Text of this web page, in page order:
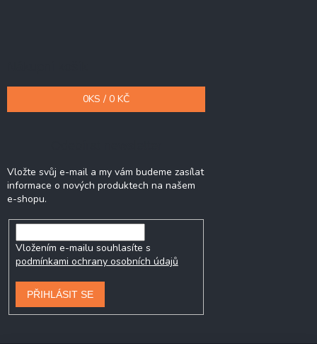
0KS / 0 KČ
Vložte svůj e-mail a my vám budeme zasílat
informace o nových produktech na našem
e-shopu.
Vložením e-mailu souhlasíte s
podmínkami ochrany osobních údajů
PŘIHLÁSIT SE